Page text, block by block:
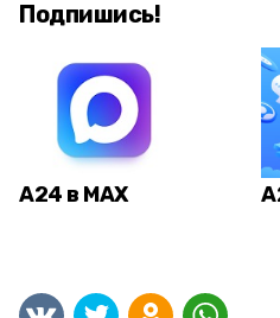
Подпишись!
А24 в MAX